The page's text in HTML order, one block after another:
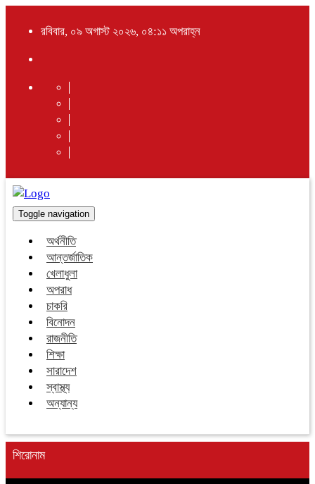
রবিবার, ০৯ অগাস্ট ২০২৬, ০৪:১১ অপরাহ্ন
Toggle navigation
অর্থনীতি
আন্তর্জাতিক
খেলাধুলা
অপরাধ
চাকরি
বিনোদন
রাজনীতি
শিক্ষা
সারাদেশ
স্বাস্থ্য
অন্যান্য
শিরোনাম